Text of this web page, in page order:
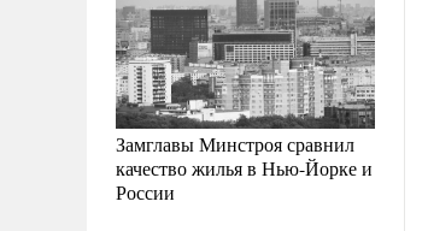
Замглавы Минстроя сравнил
качество жилья в Нью-Йорке и
России